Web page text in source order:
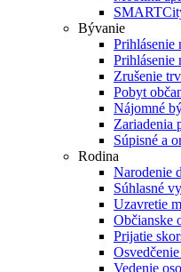
Bývanie
Prihlásenie
Prihlásenie
Zrušenie
Pobyt
Nájomné
Zariadenia
Súpisné a
Rodina
Narodenie
Súhlasné
Uzavretie
Občianske
Prijatie
Vedenie